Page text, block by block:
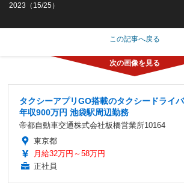
2023（15/25）
この記事へ戻る
タクシーアプリGO搭載のタクシードライ
年収900万円 池袋駅周辺勤務
帝都自動車交通株式会社板橋営業所10164
東京都
月給32万円～58万円
正社員